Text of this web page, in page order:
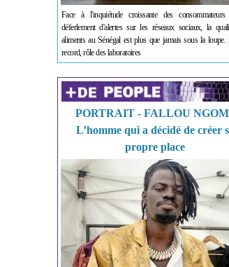
Face à l'inquiétude croissante des
déferlement d'alertes sur les réseaux sociaux, la
aliments au Sénégal est plus que jamais sous la loupe.
record, rôle des laboratoires
PORTRAIT - FALLOU
L’homme qui a décidé de créer
propre place